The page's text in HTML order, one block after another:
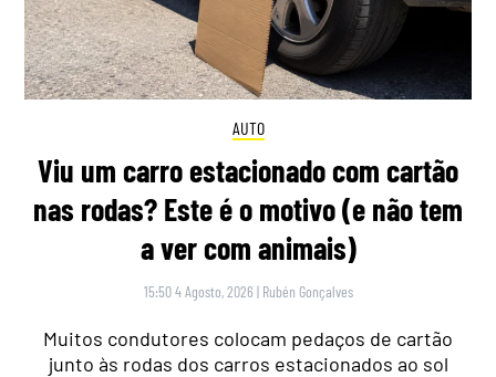
AUTO
Viu um carro estacionado com cartão
nas rodas? Este é o motivo (e não tem
a ver com animais)
15:50 4 Agosto, 2026 | Rubén Gonçalves
Muitos condutores colocam pedaços de cartão
junto às rodas dos carros estacionados ao sol